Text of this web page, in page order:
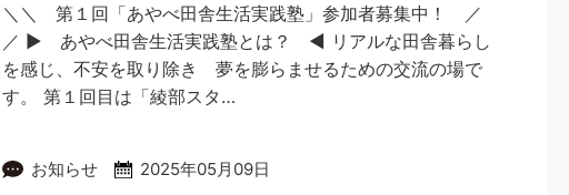
＼＼ 第１回「あやべ田舎生活実践塾」参加者募集中！ ／
／ ▶ あやべ田舎生活実践塾とは？ ◀ リアルな田舎暮らし
を感じ、不安を取り除き 夢を膨らませるための交流の場で
す。 第１回目は「綾部スタ…
お知らせ 2025年05月09日